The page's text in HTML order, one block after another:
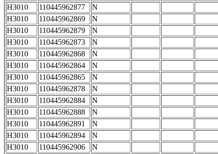
H3010
110445962877
N
H3010
110445962869
N
H3010
110445962879
N
H3010
110445962873
N
H3010
110445962868
N
H3010
110445962864
N
H3010
110445962865
N
H3010
110445962878
N
H3010
110445962884
N
H3010
110445962888
N
H3010
110445962891
N
H3010
110445962894
N
H3010
110445962906
N